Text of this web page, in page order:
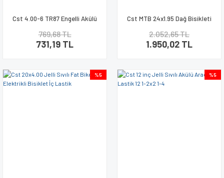
Cst 4.00-6 TR87 Engelli Akülü
769,68 TL
731,19 TL
Cst MTB 24x1.95 Dağ Bisikleti
2.052,65 TL
1.950,02 TL
%5 %5